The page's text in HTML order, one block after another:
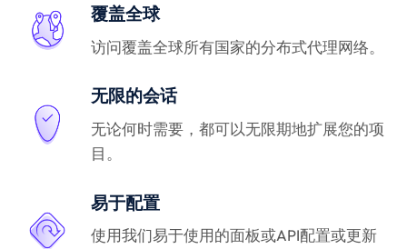
覆盖全球
访问覆盖全球所有国家的分布式代理网络。
无限的会话
无论何时需要，都可以无限期地扩展您的项
目。
易于配置
使用我们易于使用的面板或API配置或更新